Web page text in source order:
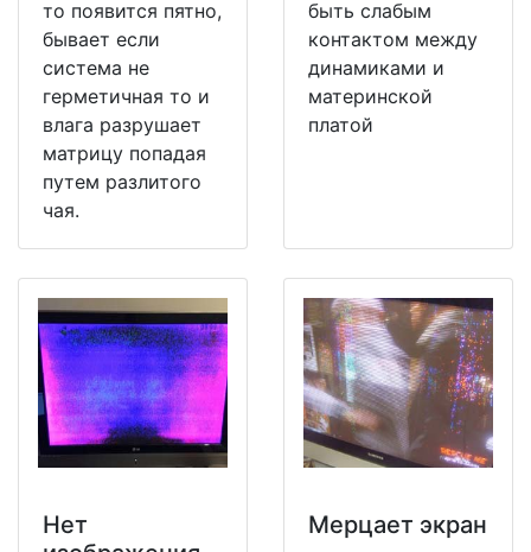
то появится пятно,
бывает если
система не
герметичная то и
влага разрушает
матрицу попадая
путем разлитого
чая.
быть слабым
контактом между
динамиками и
материнской
платой
Нет
Мерцает экран